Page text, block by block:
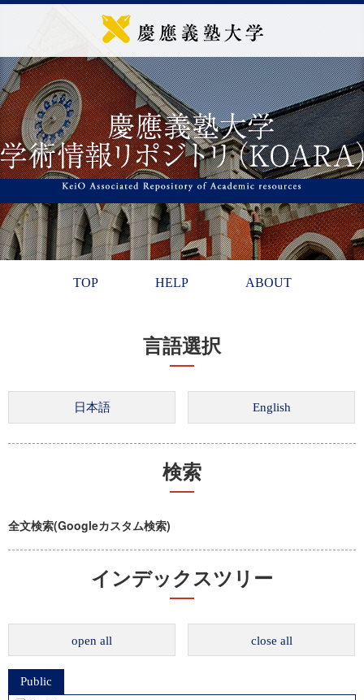
TOP HELP ABOUT
言語選択
検索
全文検索(Googleカスタム検索)
インデックスツリー
open all close all
Public